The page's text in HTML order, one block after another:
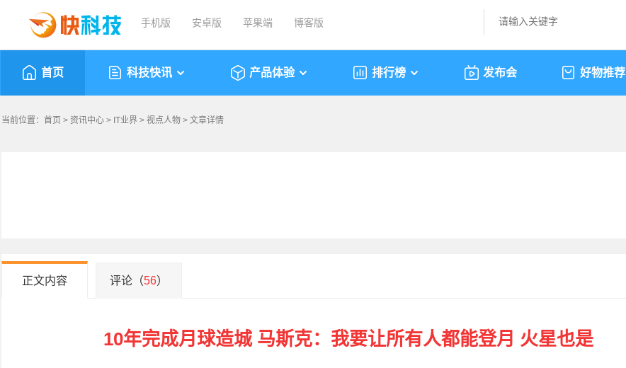
手机版 安卓版 苹果端 博客版
首页 科技快讯 产品体验 排行榜 发布会 好物推荐
当前位置： 首页 > 资讯中心 > IT业界 > 视点人物 > 文章详情
正文内容 评论（56）
10年完成月球造城 马斯克：我要让所有人都能登月 火星也是